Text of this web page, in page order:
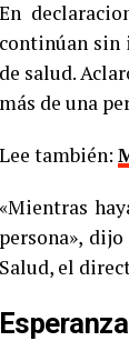
En
continúan sin
de salud.
más de una
Lee también:
«Mientras
persona»,
Salud, el